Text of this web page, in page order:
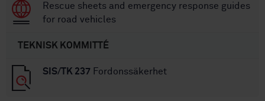
Rescue sheets and emergency response guides
for road vehicles
TEKNISK KOMMITTÉ
SIS/TK 237 Fordonssäkerhet